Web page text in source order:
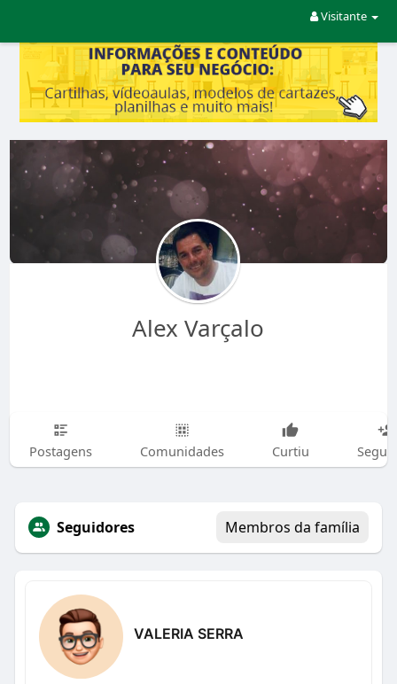
Visitante
Alex Varçalo
Postagens Comunidades Curtiu
Seguidores Membros da família
VALERIA SERRA